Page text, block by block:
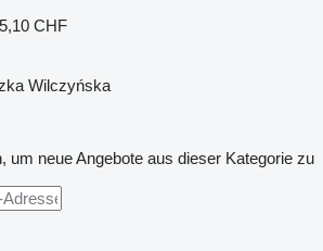
CHF
Wilczyńska
um neue Angebote aus dieser Kategorie zu